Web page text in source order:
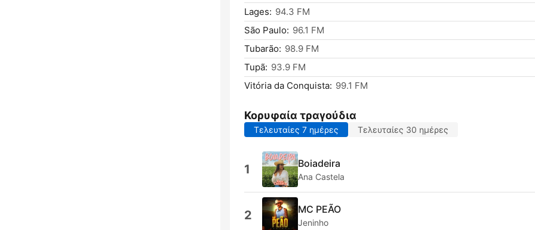
Lages: 94.3 FM
São Paulo: 96.1 FM
Tubarão: 98.9 FM
Tupã: 93.9 FM
Vitória da Conquista: 99.1 FM
Κορυφαία τραγούδια
Τελευταίες 7 ημέρες Τελευταίες 30 ημέρες
1 Boiadeira
Ana Castela
2 MC PEÃO
Jeninho